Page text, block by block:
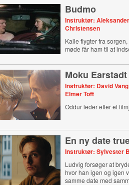
Budmo
Instruktør:
Christensen
Kalle flygter fra
møde får ham til at
Moku Earstadt
Instruktør: David
Elmer Toft
Oddur leder efter et
En ny date
Instruktør: Sylvester
Ludvig forsøger at
hvor han igen og igen
samme date med